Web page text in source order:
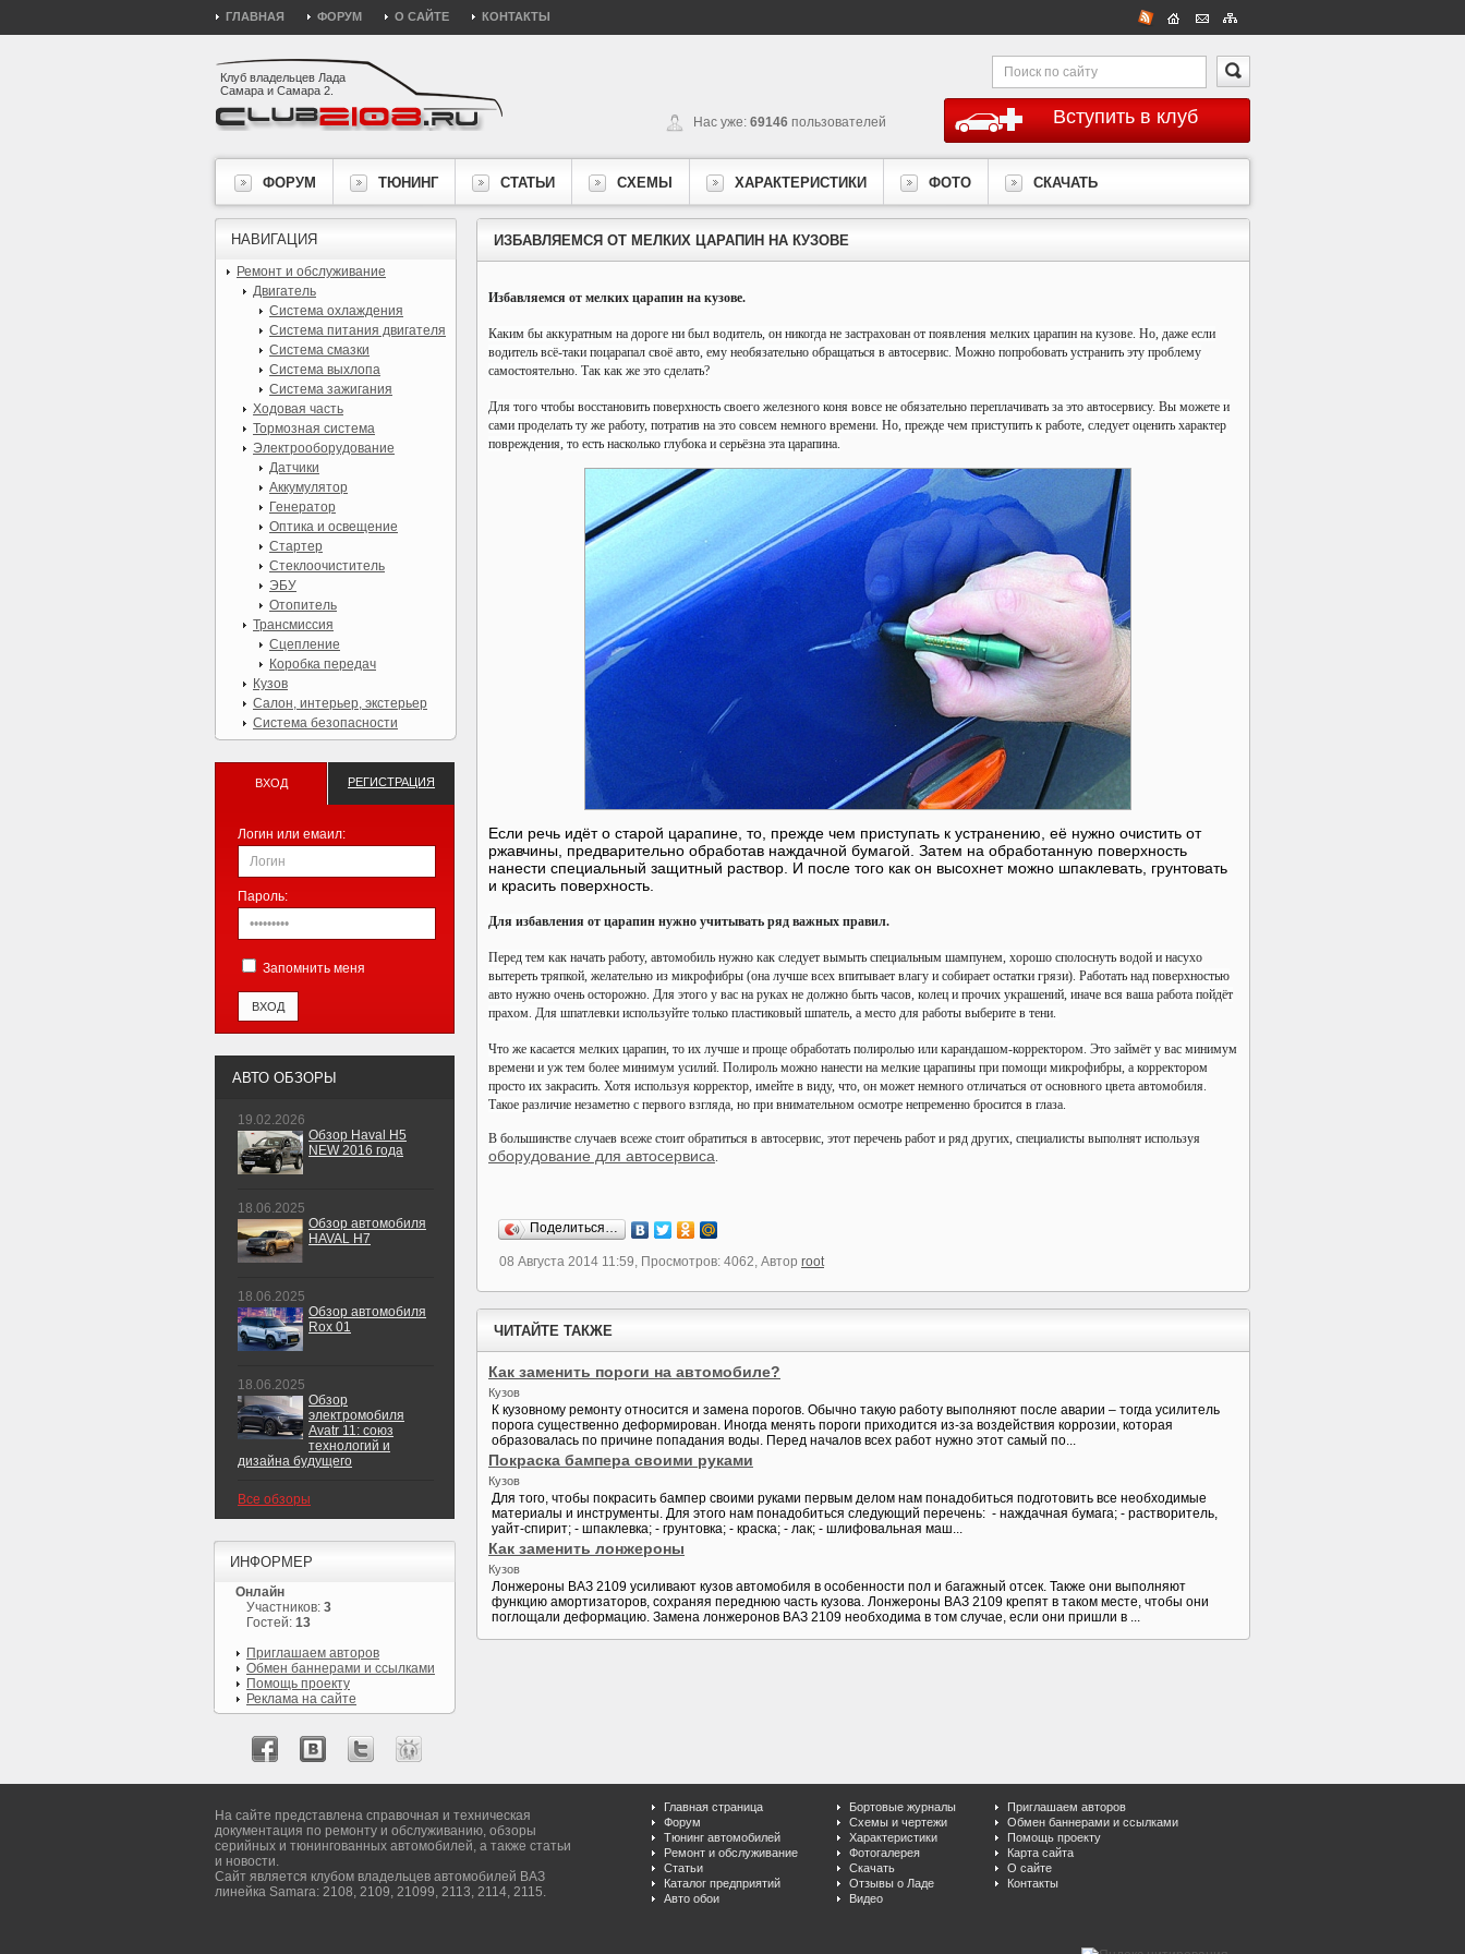
ГЛАВНАЯ ФОРУМ О САЙТЕ КОНТАКТЫ
Клуб владельцев Лада
Самара и Самара 2.
Вступить в клуб
Нас уже: 69146 пользователей
ФОРУМ ТЮНИНГ СТАТЬИ СХЕМЫ ХАРАКТЕРИСТИКИ ФОТО СКАЧАТЬ
ИЗБАВЛЯЕМСЯ ОТ МЕЛКИХ ЦАРАПИН НА КУЗОВЕ
Избавляемся от мелких царапин на кузове.
Каким бы аккуратным на дороге ни был водитель, он никогда не застрахован от появления мелких царапин на кузове. Но, даже если
водитель всё-таки поцарапал своё авто, ему необязательно обращаться в автосервис. Можно попробовать устранить эту проблему
самостоятельно. Так как же это сделать?
Для того чтобы восстановить поверхность своего железного коня вовсе не обязательно переплачивать за это автосервису. Вы можете и
сами проделать ту же работу, потратив на это совсем немного времени. Но, прежде чем приступить к работе, следует оценить характер
повреждения, то есть насколько глубока и серьёзна эта царапина.
Если речь идёт о старой царапине, то, прежде чем приступать к устранению, её нужно очистить от
ржавчины, предварительно обработав наждачной бумагой. Затем на обработанную поверхность
нанести специальный защитный раствор. И после того как он высохнет можно шпаклевать, грунтовать
и красить поверхность.
Для избавления от царапин нужно учитывать ряд важных правил.
Перед тем как начать работу, автомобиль нужно как следует вымыть специальным шампунем, хорошо сполоснуть водой и насухо
вытереть тряпкой, желательно из микрофибры (она лучше всех впитывает влагу и собирает остатки грязи). Работать над поверхностью
авто нужно очень осторожно. Для этого у вас на руках не должно быть часов, колец и прочих украшений, иначе вся ваша работа пойдёт
прахом. Для шпатлевки используйте только пластиковый шпатель, а место для работы выберите в тени.
Что же касается мелких царапин, то их лучше и проще обработать полиролью или карандашом-корректором. Это займёт у вас минимум
времени и уж тем более минимум усилий. Полироль можно нанести на мелкие царапины при помощи микрофибры, а корректором
просто их закрасить. Хотя используя корректор, имейте в виду, что, он может немного отличаться от основного цвета автомобиля.
Такое различие незаметно с первого взгляда, но при внимательном осмотре непременно бросится в глаза.
В большинстве случаев всеже стоит обратиться в автосервис, этот перечень работ и ряд других, специалисты выполнят используя
оборудование для автосервиса.
Поделиться…
08 Августа 2014 11:59, Просмотров: 4062, Автор root
ЧИТАЙТЕ ТАКЖЕ
Как заменить пороги на автомобиле?
Кузов
К кузовному ремонту относится и замена порогов. Обычно такую работу выполняют после аварии – тогда усилитель
порога существенно деформирован. Иногда менять пороги приходится из-за воздействия коррозии, которая
образовалась по причине попадания воды. Перед началов всех работ нужно этот самый по...
Покраска бампера своими руками
Кузов
Для того, чтобы покрасить бампер своими руками первым делом нам понадобиться подготовить все необходимые
материалы и инструменты. Для этого нам понадобиться следующий перечень: - наждачная бумага; - растворитель,
уайт-спирит; - шпаклевка; - грунтовка; - краска; - лак; - шлифовальная маш...
Как заменить лонжероны
Кузов
Лонжероны ВАЗ 2109 усиливают кузов автомобиля в особенности пол и багажный отсек. Также они выполняют
функцию амортизаторов, сохраняя переднюю часть кузова. Лонжероны ВАЗ 2109 крепят в таком месте, чтобы они
поглощали деформацию. Замена лонжеронов ВАЗ 2109 необходима в том случае, если они пришли в ...
НАВИГАЦИЯ
Ремонт и обслуживание
Двигатель
Система охлаждения
Система питания двигателя
Система смазки
Система выхлопа
Система зажигания
Ходовая часть
Тормозная система
Электрооборудование
Датчики
Аккумулятор
Генератор
Оптика и освещение
Стартер
Стеклоочиститель
ЭБУ
Отопитель
Трансмиссия
Сцепление
Коробка передач
Кузов
Салон, интерьер, экстерьер
Система безопасности
ВХОД РЕГИСТРАЦИЯ
Логин или емаил:
Пароль:
Запомнить меня
АВТО ОБЗОРЫ
19.02.2026
Обзор Haval H5
NEW 2016 года
18.06.2025
Обзор автомобиля
HAVAL H7
18.06.2025
Обзор автомобиля
Rox 01
18.06.2025
Обзор
электромобиля
Avatr 11: союз
технологий и
дизайна будущего
Все обзоры
ИНФОРМЕР
Онлайн
Участников: 3
Гостей: 13
Приглашаем авторов
Обмен баннерами и ссылками
Помощь проекту
Реклама на сайте
На сайте представлена справочная и техническая
документация по ремонту и обслуживанию, обзоры
серийных и тюнингованных автомобилей, а также статьи
и новости.
Сайт является клубом владельцев автомобилей ВАЗ
линейка Samara: 2108, 2109, 21099, 2113, 2114, 2115.
Главная страница
Форум
Тюнинг автомобилей
Ремонт и обслуживание
Статьи
Каталог предприятий
Авто обои
Бортовые журналы
Схемы и чертежи
Характеристики
Фотогалерея
Скачать
Отзывы о Ладе
Видео
Приглашаем авторов
Обмен баннерами и ссылками
Помощь проекту
Карта сайта
О сайте
Контакты